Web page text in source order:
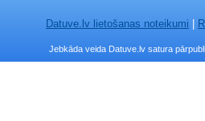
Datuve.lv lietošanas noteikumi
Jebkāda veida Datuve.lv satura